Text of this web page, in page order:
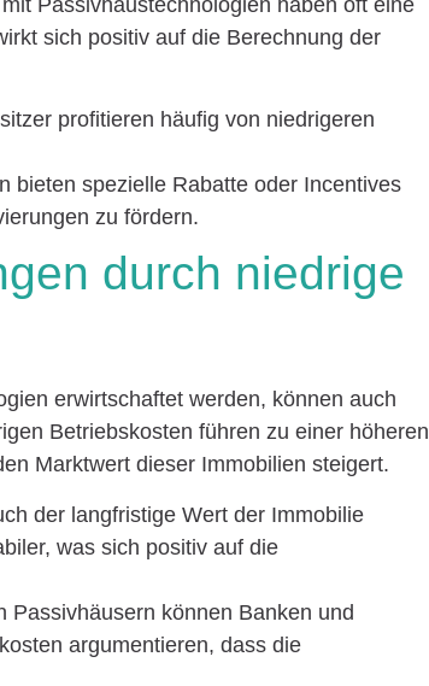
sich positiv auf die Berechnung der
profitieren häufig von niedrigeren
bieten spezielle Rabatte oder Incentives
zu fördern.
durch niedrige
erwirtschaftet werden, können auch
Betriebskosten führen zu einer höheren
Marktwert dieser Immobilien steigert.
der langfristige Wert der Immobilie
was sich positiv auf die
Passivhäusern können Banken und
argumentieren, dass die